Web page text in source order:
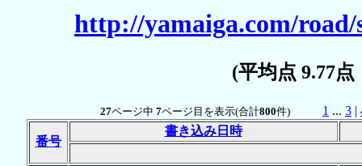
http://yamaiga.com/
(平均点 9.77
27ページ中 7ページ目を表示(合計800件) 1 ... 3 |
番号
書き込み日時